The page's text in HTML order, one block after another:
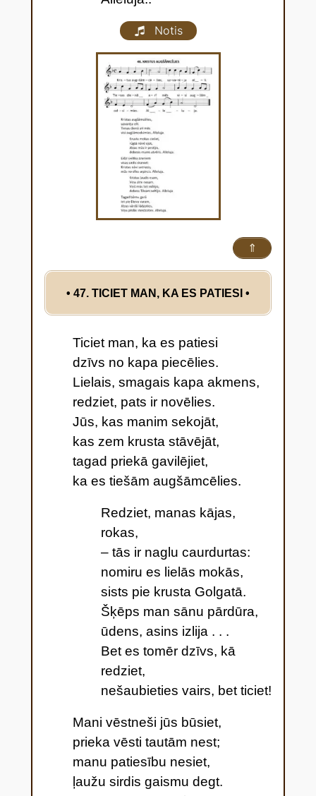
Notis
⇑
• 47. TICIET MAN, KA ES PATIESI •
Ticiet man, ka es patiesi
dzīvs no kapa piecēlies.
Lielais, smagais kapa akmens,
redziet, pats ir novēlies.
Jūs, kas manim sekojāt,
kas zem krusta stāvējāt,
tagad priekā gavilējiet,
ka es tiešām augšāmcēlies.
Redziet, manas kājas,
rokas,
– tās ir naglu caurdurtas:
nomiru es lielās mokās,
sists pie krusta Golgatā.
Šķēps man sānu pārdūra,
ūdens, asins izlija . . .
Bet es tomēr dzīvs, kā
redziet,
nešaubieties vairs, bet ticiet!
Mani vēstneši jūs būsiet,
prieka vēsti tautām nest;
manu patiesību nesiet,
ļaužu sirdis gaismu degt.